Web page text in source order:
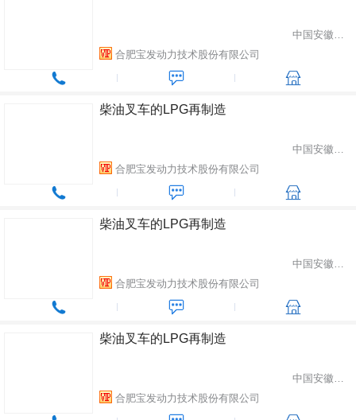
中国安徽省合肥市
合肥宝发动力技术股份有限公司
柴油叉车的LPG再制造
中国安徽省合肥市
合肥宝发动力技术股份有限公司
柴油叉车的LPG再制造
中国安徽省合肥市
合肥宝发动力技术股份有限公司
柴油叉车的LPG再制造
中国安徽省合肥市
合肥宝发动力技术股份有限公司